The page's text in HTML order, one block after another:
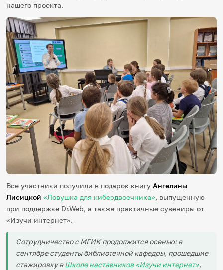
нашего проекта.
Все участники получили в подарок книгуАнгелины
Лисицкой «Ловушка для кибердвоечника», выпущенную
при поддержке Dr.Web, а также практичные сувениры от
«Изучи интернет».
Сотрудничество с МГИК продолжится осенью: в
сентябре студенты библиотечной кафедры, прошедшие
стажировку вШколе наставников «Изучи интернет»,